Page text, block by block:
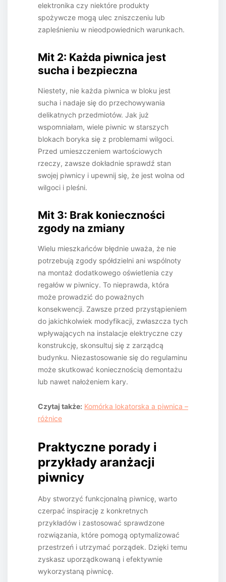
elektronika czy niektóre produkty
spożywcze mogą ulec zniszczeniu lub
zapleśnieniu w nieodpowiednich warunkach.
Mit 2: Każda piwnica jest
sucha i bezpieczna
Niestety, nie każda piwnica w bloku jest
sucha i nadaje się do przechowywania
delikatnych przedmiotów. Jak już
wspomniałam, wiele piwnic w starszych
blokach boryka się z problemami wilgoci.
Przed umieszczeniem wartościowych
rzeczy, zawsze dokładnie sprawdź stan
swojej piwnicy i upewnij się, że jest wolna od
wilgoci i pleśni.
Mit 3: Brak konieczności
zgody na zmiany
Wielu mieszkańców błędnie uważa, że nie
potrzebują zgody spółdzielni ani wspólnoty
na montaż dodatkowego oświetlenia czy
regałów w piwnicy. To nieprawda, która
może prowadzić do poważnych
konsekwencji. Zawsze przed przystąpieniem
do jakichkolwiek modyfikacji, zwłaszcza tych
wpływających na instalacje elektryczne czy
konstrukcję, skonsultuj się z zarządcą
budynku. Niezastosowanie się do regulaminu
może skutkować koniecznością demontażu
lub nawet nałożeniem kary.
Czytaj także: Komórka lokatorska a piwnica –
różnice
Praktyczne porady i
przykłady aranżacji
piwnicy
Aby stworzyć funkcjonalną piwnicę, warto
czerpać inspirację z konkretnych
przykładów i zastosować sprawdzone
rozwiązania, które pomogą optymalizować
przestrzeń i utrzymać porządek. Dzięki temu
zyskasz uporządkowaną i efektywnie
wykorzystaną piwnicę.